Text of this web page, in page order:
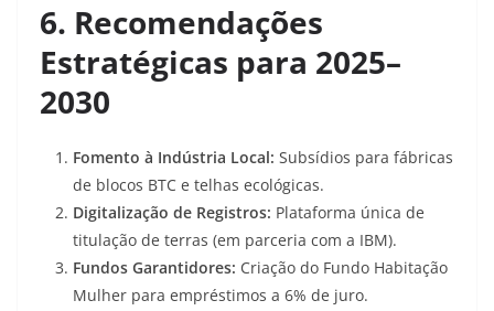
6. Recomendações
Estratégicas para 2025–
2030
Fomento à Indústria Local: Subsídios para fábricas
de blocos BTC e telhas ecológicas.
Digitalização de Registros: Plataforma única de
titulação de terras (em parceria com a IBM).
Fundos Garantidores: Criação do Fundo Habitação
Mulher para empréstimos a 6% de juro.